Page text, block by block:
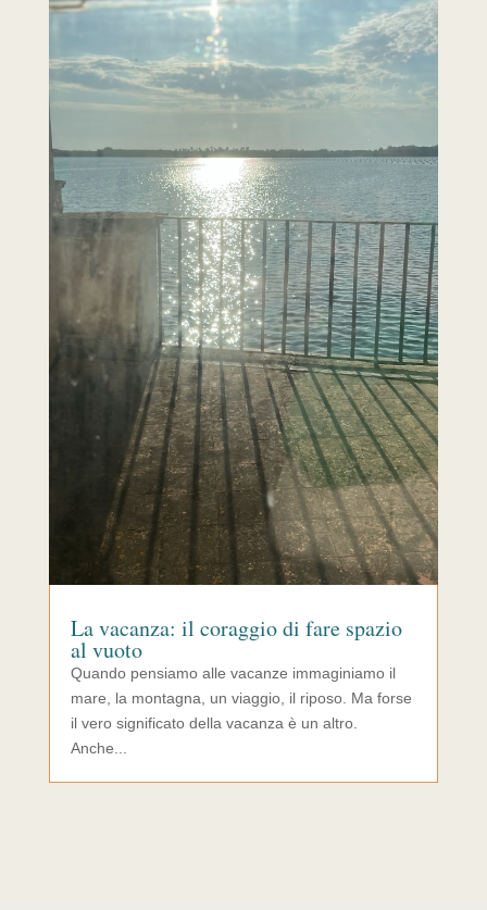
La vacanza: il coraggio di fare spazio
al vuoto
Quando pensiamo alle vacanze immaginiamo il
mare, la montagna, un viaggio, il riposo. Ma forse
il vero significato della vacanza è un altro.
Anche...